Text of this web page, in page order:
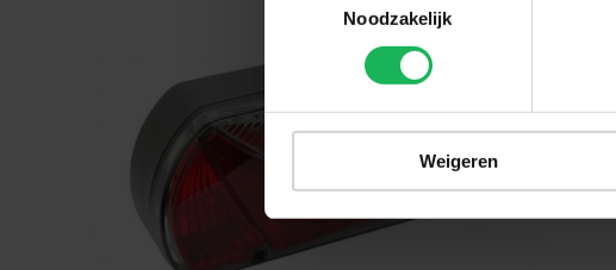
Noodzakelijk
Weigeren